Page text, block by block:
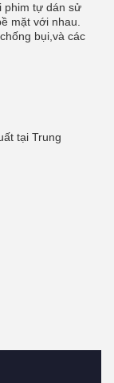
phim tự dán sử
mặt với nhau.
bụi,và các
tại Trung